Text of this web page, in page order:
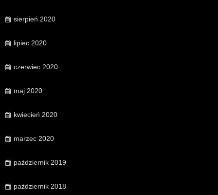
sierpień 2020
lipiec 2020
czerwiec 2020
maj 2020
kwiecień 2020
marzec 2020
październik 2019
październik 2018